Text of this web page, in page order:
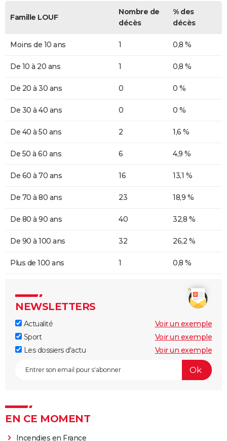
Famille LOUF
Nombre de
décès
% des
décès
Moins de 10 ans 1 0,8 %
De 10 à 20 ans 1 0,8 %
De 20 à 30 ans 0 0 %
De 30 à 40 ans 0 0 %
De 40 à 50 ans 2 1,6 %
De 50 à 60 ans 6 4,9 %
De 60 à 70 ans 16 13,1 %
De 70 à 80 ans 23 18,9 %
De 80 à 90 ans 40 32,8 %
De 90 à 100 ans 32 26,2 %
Plus de 100 ans 1 0,8 %
NEWSLETTERS
Actualité
Voir un exemple
Sport
Voir un exemple
Les dossiers d'actu
Voir un exemple
EN CE MOMENT
Incendies en France